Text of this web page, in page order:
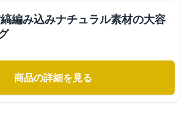
編み込みナチュラル素材の大容
商品の詳細を見る